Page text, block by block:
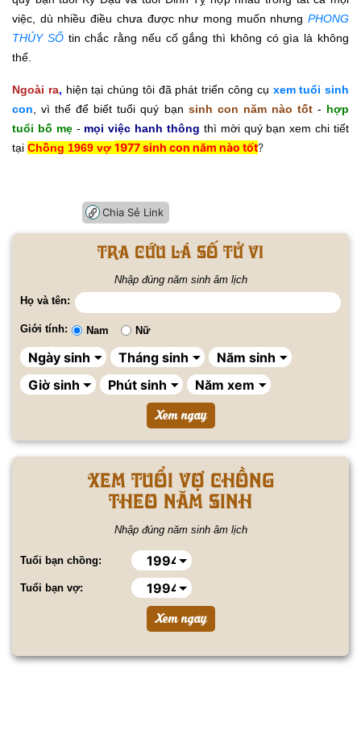
việc, dù nhiều điều chưa được như mong muốn nhưng PHONG
THỦY SỐtin chắc rằng nếu cố gắng thì không có gìa là không
thể.
Ngoài ra, hiện tại chúng tôi đã phát triển công cụ xem tuổi sinh
con, vì thế để biết tuổi quý bạn sinh con năm nào tốt- hợp
tuổi bố mẹ- mọi việc hanh thông thì mời quý bạn xem chi tiết
tại Chồng 1969 vợ 1977 sinh con năm nào tốt?
Chia Sẻ Link
Tra cứu lá số tử vi
Nhập đúng năm sinh âm lịch
Họ và tên:
Giới tính: Nam Nữ
Xem tuổi vợ chồng
theo năm sinh
Nhập đúng năm sinh âm lịch
Tuổi bạn chồng:
Tuổi bạn vợ: